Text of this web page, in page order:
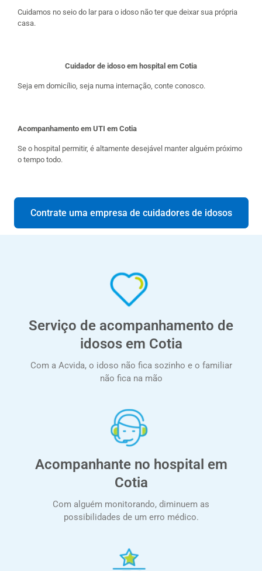
Cuidamos no seio do lar para o idoso não ter que deixar sua própria
casa.
Cuidador de idoso em hospital em Cotia
Seja em domicílio, seja numa internação, conte conosco.
Acompanhamento em UTI em Cotia
Se o hospital permitir, é altamente desejável manter alguém próximo
o tempo todo.
Contrate uma empresa de cuidadores de idosos
Serviço de acompanhamento de
idosos em Cotia
Com a Acvida, o idoso não fica sozinho e o familiar
não fica na mão
Acompanhante no hospital em
Cotia
Com alguém monitorando, diminuem as
possibilidades de um erro médico.